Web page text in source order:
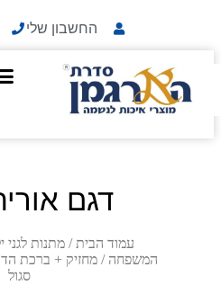
החשבון שלי
דגם
עמוד הבית / מתנות לגני
המשפחה / מחזיק + ברכת הדרך
סגול